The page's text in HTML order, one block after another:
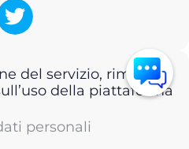
del servizio, rimborsi
della piattaforma
personali